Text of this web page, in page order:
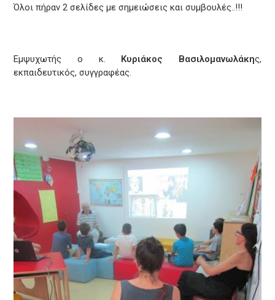
Όλοι πήραν 2 σελίδες με σημειώσεις και συμβουλές..!!!
Εμψυχωτής ο κ. Κυριάκος Βασιλομανωλάκης,
εκπαιδευτικός, συγγραφέας.